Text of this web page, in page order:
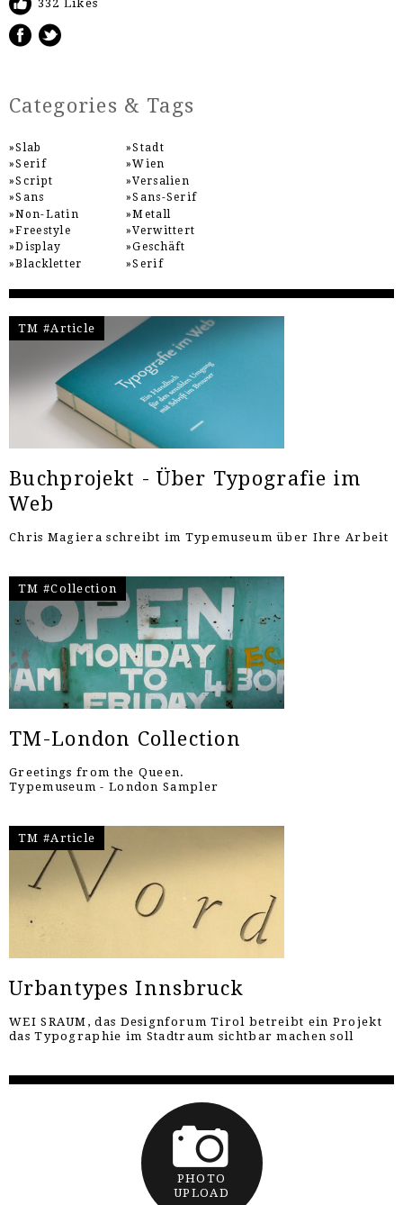
332 Likes
Categories & Tags
Slab
Serif
Script
Sans
Non-Latin
Freestyle
Display
Blackletter
Stadt
Wien
Versalien
Sans-Serif
Metall
Verwittert
Geschäft
Serif
TM #Article
Buchprojekt - Über Typografie im
Web
Chris Magiera schreibt im Typemuseum über Ihre Arbeit
TM #Collection
TM-London Collection
Greetings from the Queen.
Typemuseum - London Sampler
TM #Article
Urbantypes Innsbruck
WEI SRAUM, das Designforum Tirol betreibt ein Projekt
das Typographie im Stadtraum sichtbar machen soll
PHOTO
UPLOAD